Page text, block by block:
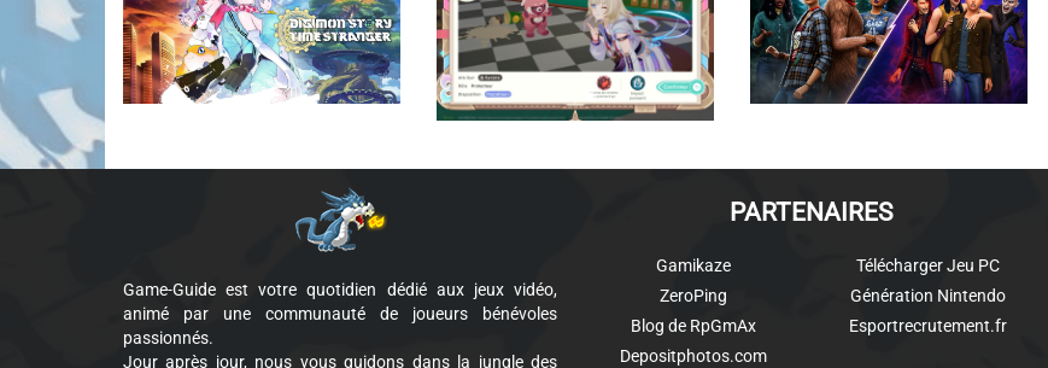
Game-Guide est votre quotidien dédié aux jeux vidéo,
animé par une communauté de joueurs bénévoles
passionnés.
Jour après jour, nous vous guidons dans la jungle des
PARTENAIRES
Gamikaze
ZeroPing
Blog de RpGmAx
Depositphotos.com
Télécharger Jeu PC
Génération Nintendo
Esportrecrutement.fr